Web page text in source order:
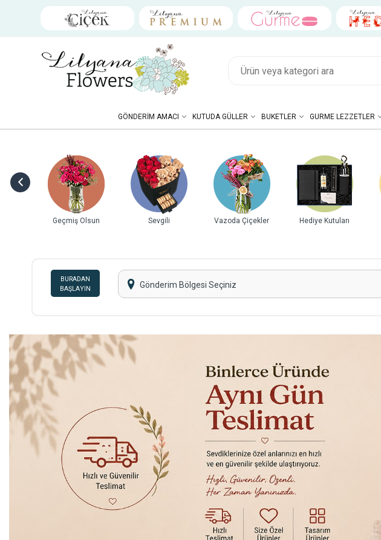
GÖNDERIM AMACI KUTUDA GÜLLER BUKETLER GURME LEZZETLER
Vazoda Çiçekler Hediye Kutuları Doğum Günü Yeni İş/Terfi
BURADAN
BAŞLAYIN
Gönderim Bölgesi Seçiniz